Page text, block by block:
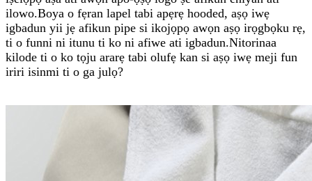
ilowo.Boya o fẹran lapel tabi apẹrẹ hooded, aṣọ iwẹ
igbadun yii jẹ afikun pipe si ikojọpọ awọn aṣọ irọgbọku rẹ,
ti o funni ni itunu ti ko ni afiwe ati igbadun.Nitorinaa
kilode ti o ko tọju ararẹ tabi olufẹ kan si aṣọ iwẹ meji fun
iriri isinmi ti o ga julọ?